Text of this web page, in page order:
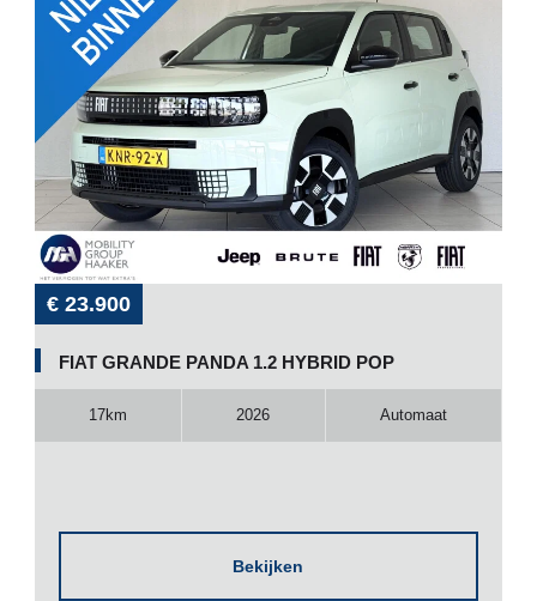
€ 23.900
FIAT GRANDE PANDA 1.2 HYBRID POP
17km 2026 Automaat
Bekijken